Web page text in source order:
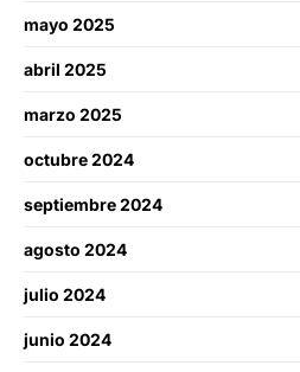
mayo 2025
abril 2025
marzo 2025
octubre 2024
septiembre 2024
agosto 2024
julio 2024
junio 2024